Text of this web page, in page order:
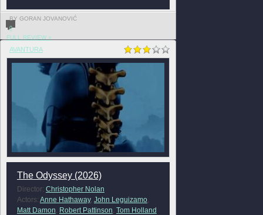
BY GORAN JOVANOVIĆ
0
FULL REVIEW »
AVANTURA
The Odyssey (2026)
Director: Christopher Nolan
Actors: Anne Hathaway, John Leguizamo,
Matt Damon, Robert Pattinson, Tom Holland